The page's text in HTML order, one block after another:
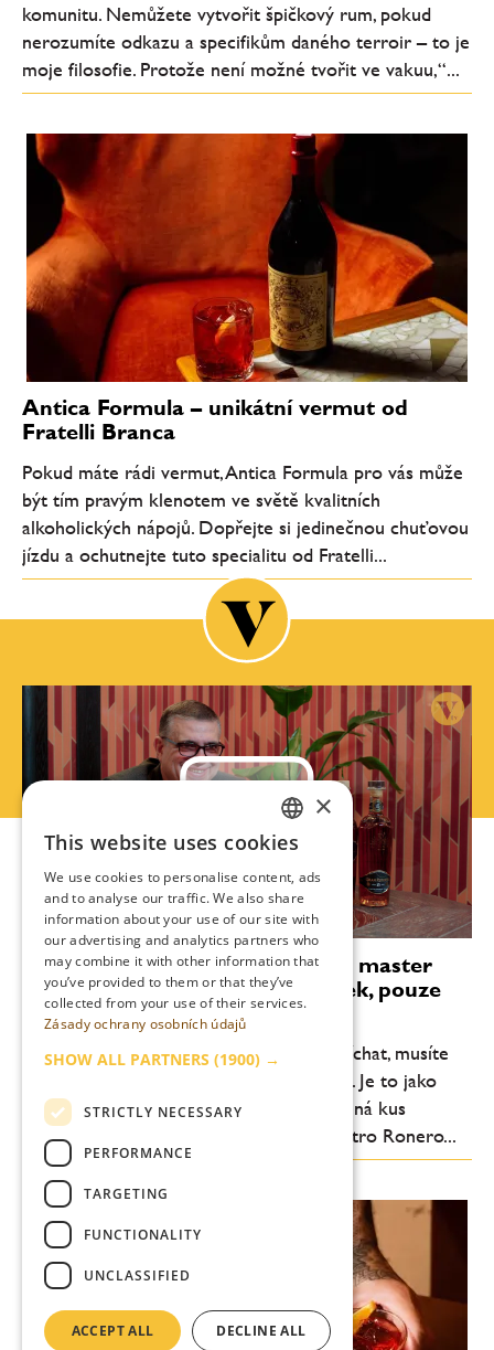
komunitu. Nemůžete vytvořit špičkový rum, pokud
nerozumíte odkazu a specifikům daného terroir – to je
moje filosofie. Protože není možné tvořit ve vakuu,“...
Antica Formula – unikátní vermut od
Fratelli Branca
Pokud máte rádi vermut, Antica Formula pro vás může
být tím pravým klenotem ve světě kvalitních
alkoholických nápojů. Dopřejte si jedinečnou chuťovou
jízdu a ochutnejte tuto specialitu od Fratelli...
Asbel Morales: Práce rumového master
blendera znamená věčný závazek, pouze
univerzita vám nestačí
„Abyste mohli výsledné rumy správně míchat, musíte
znát velmi dobře každý sud a jeho obsah. Je to jako
poznat svou rodinu. Rum na Kubě znamená kus
historie a našeho charakteru,“ říká Maestro Ronero...
CZECH
ENGLISH
×
This website uses cookies
We use cookies to personalise content, ads
and to analyse our traffic. We also share
information about your use of our site with
our advertising and analytics partners who
may combine it with other information that
you’ve provided to them or that they’ve
collected from your use of their services.
Zásady ochrany osobních údajů
SHOW ALL PARTNERS (1900) →
STRICTLY NECESSARY
PERFORMANCE
TARGETING
FUNCTIONALITY
UNCLASSIFIED
ACCEPT ALL DECLINE ALL